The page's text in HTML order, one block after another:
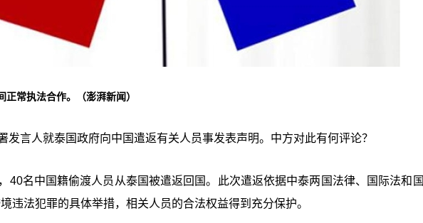
常执法合作。（澎湃新闻）
言人就泰国政府向中国遣返有关人员事发表声明。中方对此有何评论？
40名中国籍偷渡人员从泰国被遣返回国。此次遣返依据中泰两国法律、国际法和国
违法犯罪的具体举措，相关人员的合法权益得到充分保护。